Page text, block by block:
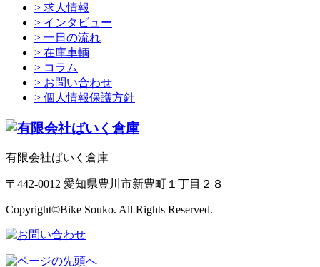
> 求人情報
> インタビュー
> 一日の流れ
> 在庫車輌
> コラム
> お問い合わせ
> 個人情報保護方針
有限会社ばいく倉庫
〒442-0012 愛知県豊川市新豊町１丁目２８
Copyright©Bike Souko. All Rights Reserved.